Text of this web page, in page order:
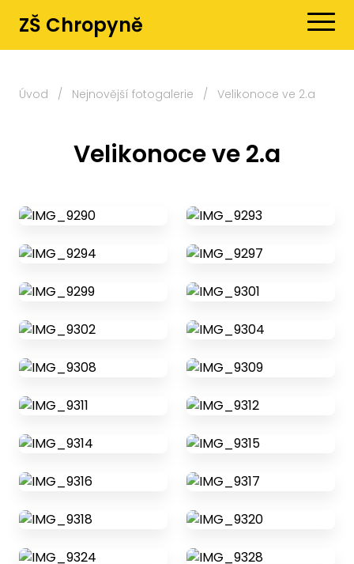
ZŠ Chropyně
Úvod / Nejnovější fotogalerie / Velikonoce ve 2.a
Velikonoce ve 2.a